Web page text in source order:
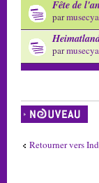
Fête de
par
par
Écrire un nouveau
sujet
Retourner vers